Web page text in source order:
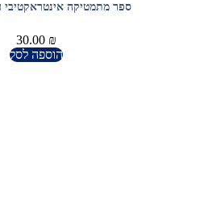
ספר מתמטיקה
30.00 ₪
הוספה לסל